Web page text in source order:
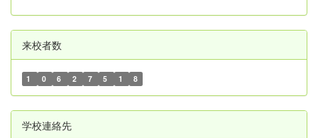
来校者数
1 0 6 2 7 5 1 8
学校連絡先